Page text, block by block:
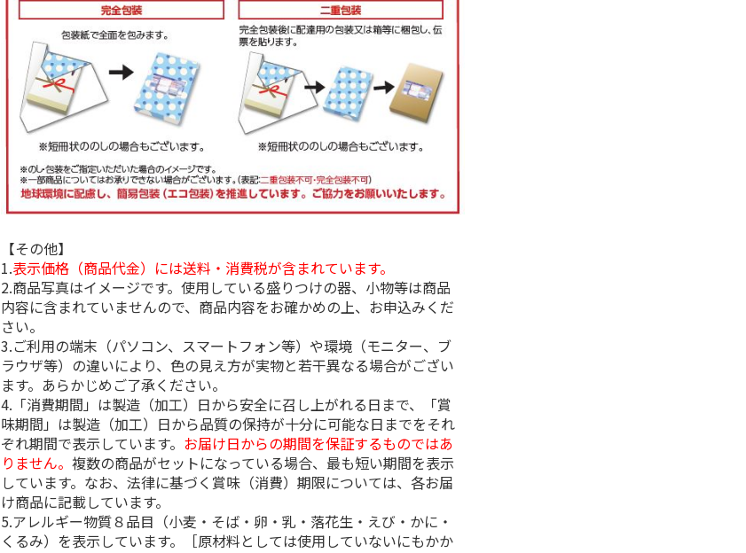
【その他】
1.表示価格（商品代金）には送料・消費税が含まれています。
2.商品写真はイメージです。使用している盛りつけの器、小物等は商品
内容に含まれていませんので、商品内容をお確かめの上、お申込みくだ
さい。
3.ご利用の端末（パソコン、スマートフォン等）や環境（モニター、ブ
ラウザ等）の違いにより、色の見え方が実物と若干異なる場合がござい
ます。あらかじめご了承ください。
4.「消費期間」は製造（加工）日から安全に召し上がれる日まで、「賞
味期間」は製造（加工）日から品質の保持が十分に可能な日までをそれ
ぞれ期間で表示しています。 お届け日からの期間を保証するものではあ
りません。複数の商品がセットになっている場合、最も短い期間を表示
しています。なお、法律に基づく賞味（消費）期限については、各お届
け商品に記載しています。
5.アレルギー物質８品目（小麦・そば・卵・乳・落花生・えび・かに・
くるみ）を表示しています。［原材料としては使用していないにもかか